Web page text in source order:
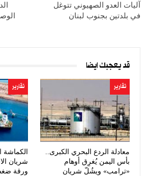
آليات العدو الصهيوني تتوغل
في بلدتين بجنوب لبنان
قد يعجبك ايضا
تقارير
معادلة الردع البحري الكبرى..
بأس اليمن يُغرِق أوهام
«ترامب» ويشُلّ شريان
تقارير
الكماشة
شريان
ورقة